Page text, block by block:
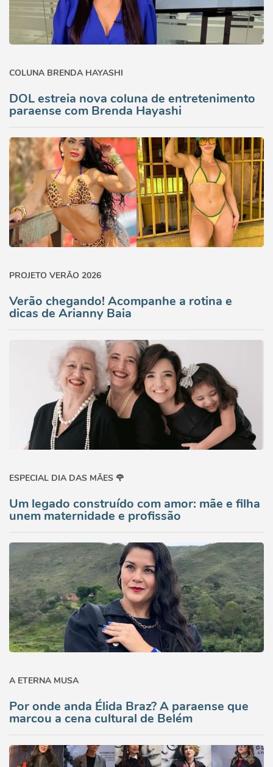
COLUNA BRENDA HAYASHI
DOL estreia nova coluna de entretenimento
paraense com Brenda Hayashi
PROJETO VERÃO 2026
Verão chegando! Acompanhe a rotina e
dicas de Arianny Baia
ESPECIAL DIA DAS MÃES 🌹
Um legado construído com amor: mãe e filha
unem maternidade e profissão
A ETERNA MUSA
Por onde anda Élida Braz? A paraense que
marcou a cena cultural de Belém